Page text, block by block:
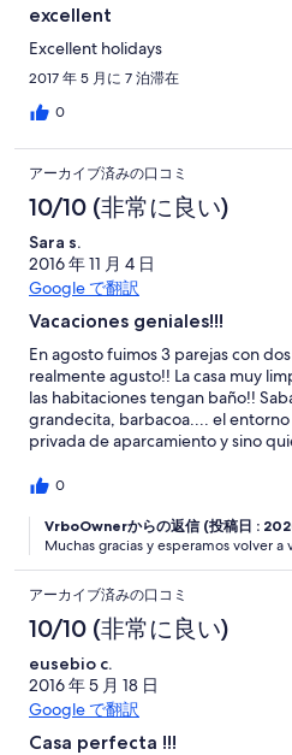
excellent
Excellent holidays
2017 年 5 月に 7 泊滞在
0
アーカイブ済みの口コミ
10/10 (非常に良い)
Sara s.
2016 年 11 月 4 日
Google で翻訳
Vacaciones geniales!!!
En agosto fuimos 3 parejas con
realmente agusto!! La casa muy
las habitaciones tengan baño!!
grandecita, barbacoa.... el
privada de aparcamiento y sino
pista de tenis (te dejan las
disfrutamos como ellos, dando de
cabras, caballos, patos, ponis...
echaba un poco para atrás el
pero la verdad que no había
nuestra casa le faltaban unas
que a algunas personas les
nada mas!! Los dueños super
recomendaron varios sitios para ir
geniales!! Espero repetir el verano
RECOMENDABLE!!!
0
VrboOwnerからの返信 (投稿日 :
Muchas gracias y esperamos volver
アーカイブ済みの口コミ
10/10 (非常に良い)
eusebio c.
2016 年 5 月 18 日
Google で翻訳
Casa perfecta !!!